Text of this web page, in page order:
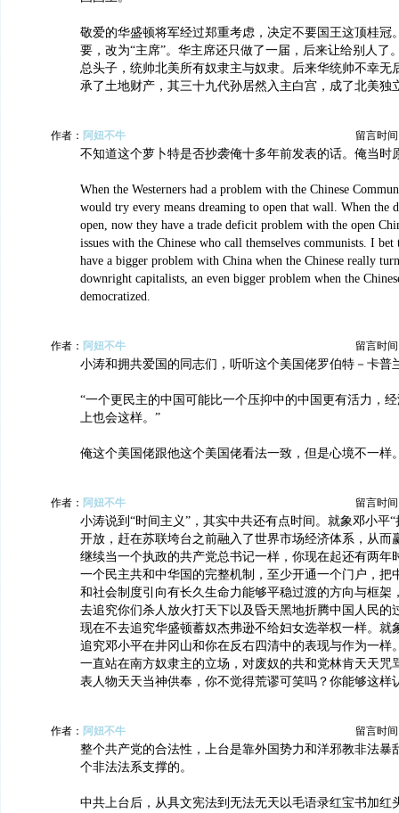
敬爱的华盛顿将军经过郑重考虑，决定不要国王这顶桂冠
要，改为“主席”。华主席还只做了一届，后来让给别人了
总头子，统帅北美所有奴隶主与奴隶。后来华统帅不幸无
承了土地财产，其三十九代孙居然入主白宫，成了北美独
作者： 阿妞不牛 留言时间
不知道这个萝卜特是否抄袭俺十多年前发表的话。俺当时
When the Westerners had a problem with the Chinese
would try every means dreaming to open that wall. When the
open, now they have a trade deficit problem with the open
issues with the Chinese who call themselves communists. I
have a bigger problem with China when the Chinese really
downright capitalists, an even bigger problem when the
democratized.
作者： 阿妞不牛 留言时间
小涛和拥共爱国的同志们，听听这个美国佬罗伯特－卡普
“一个更民主的中国可能比一个压抑中的中国更有活力，
上也会这样。”
俺这个美国佬跟他这个美国佬看法一致，但是心境不一样
作者： 阿妞不牛 留言时间
小涛说到“时间主义”，其实中共还有点时间。就象邓小平
开放，赶在苏联垮台之前融入了世界市场经济体系，从而
继续当一个执政的共产党总书记一样，你现在起还有两年
一个民主共和中华国的完整机制，至少开通一个门户，把
和社会制度引向有长久生命力能够平稳过渡的方向与框架
去追究你们杀人放火打天下以及昏天黑地折腾中国人民的
现在不去追究华盛顿蓄奴杰弗逊不给妇女选举权一样。就
追究邓小平在井冈山和你在反右四清中的表现与作为一样
一直站在南方奴隶主的立场，对废奴的共和党林肯天天咒
表人物天天当神供奉，你不觉得荒谬可笑吗？你能够这样
作者： 阿妞不牛 留言时间
整个共产党的合法性，上台是靠外国势力和洋邪教非法暴
个非法法系支撑的。
中共上台后，从具文宪法到无法无天以毛语录红宝书加红